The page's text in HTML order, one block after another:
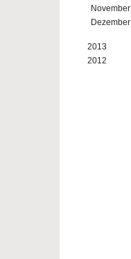
November
Dezember
2013
2012